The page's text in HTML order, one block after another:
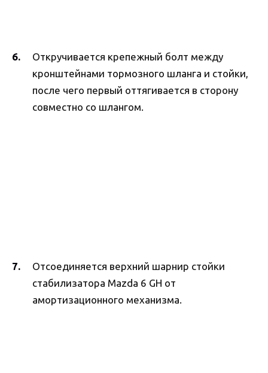
Откручивается крепежный болт между
кронштейнами тормозного шланга и стойки,
после чего первый оттягивается в сторону
совместно со шлангом.
Отсоединяется верхний шарнир стойки
стабилизатора Mazda 6 GH от
амортизационного механизма.